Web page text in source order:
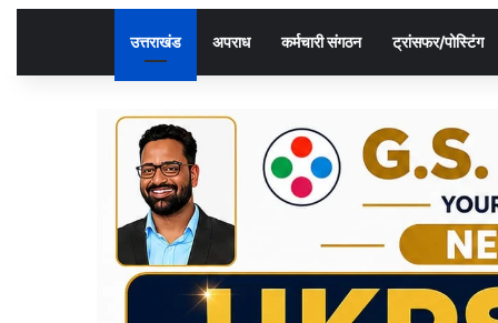
उत्तराखंड अपराध कर्मचारी संगठन ट्रांसफर/पोस्टिंग